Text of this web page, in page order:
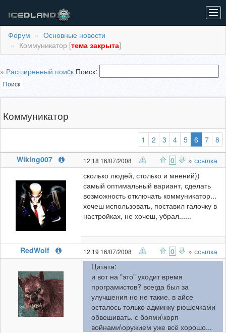
Форум
Основные новости
Коммуникатор [тема закрыта]
» Расширенный поиcк Поиск:
Поиск
Коммуникатор
1 2 3 4 5 6 7
8
Wiking007
12:18 16/07/2008 0 » ссылка
сколько людей, столько и мнений))
самый оптимальный вариант, сделать
возможность отключать коммуникатор...
хочеш использовать, поставил галочку в
настройках, не хочеш, убрал......
RedWolf 12:19 16/07/2008 0 » ссылка
Цитата:
и вот на "это" уходит время
програмистов? всегда был за
улучшения но не такие. в айсе
осталось только админку рюшечками
обвешивать. с боями\корп
войнами\оружием уже всё хорошо...